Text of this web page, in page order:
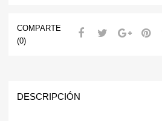
COMPARTE
(0)
DESCRIPCIÓN